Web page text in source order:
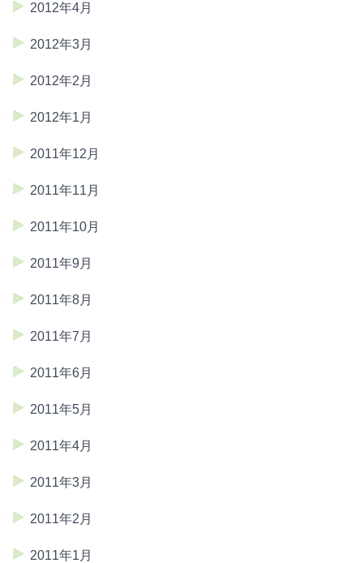
2012年4月
2012年3月
2012年2月
2012年1月
2011年12月
2011年11月
2011年10月
2011年9月
2011年8月
2011年7月
2011年6月
2011年5月
2011年4月
2011年3月
2011年2月
2011年1月